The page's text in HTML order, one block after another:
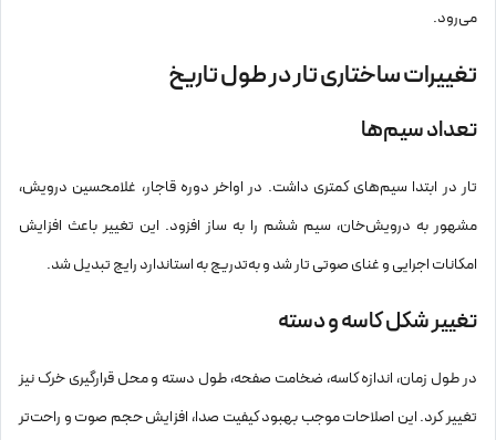
می‌رود.
تغییرات ساختاری تار در طول تاریخ
تعداد سیم‌ها
تار در ابتدا سیم‌های کمتری داشت. در اواخر دوره قاجار، غلامحسین درویش،
مشهور به درویش‌خان، سیم ششم را به ساز افزود. این تغییر باعث افزایش
امکانات اجرایی و غنای صوتی تار شد و به‌تدریج به استاندارد رایج تبدیل شد.
تغییر شکل کاسه و دسته
در طول زمان، اندازه کاسه، ضخامت صفحه، طول دسته و محل قرارگیری خرک نیز
تغییر کرد. این اصلاحات موجب بهبود کیفیت صدا، افزایش حجم صوت و راحت‌تر